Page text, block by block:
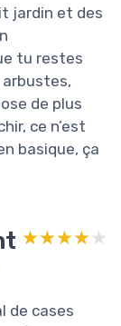
jardin et des
tu restes
de plus
ce n’est
basique, ça
★★★★★
★★★★★
de cases